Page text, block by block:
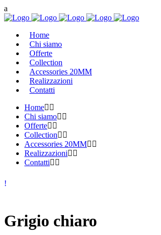
Home
Chi siamo
Offerte
Collection
Accessories 20MM
Realizzazioni
Contatti
Home
Chi siamo
Offerte
Collection
Accessories 20MM
Realizzazioni
Contatti
Grigio chiaro